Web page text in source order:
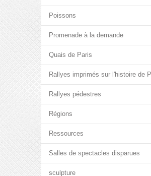
Poissons
Promenade à la demande
Quais de Paris
Rallyes imprimés sur l'histoire de
Rallyes pédestres
Régions
Ressources
Salles de spectacles disparues
sculpture